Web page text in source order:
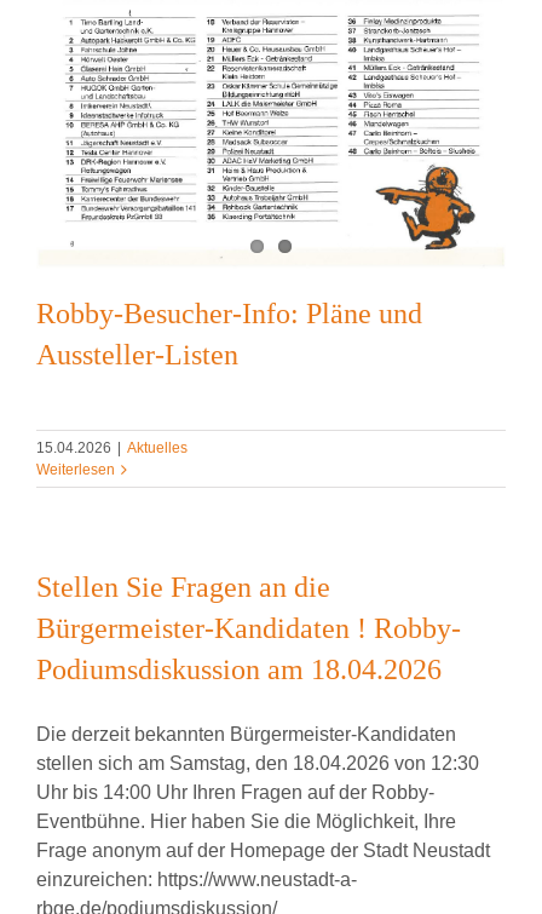
Robby-Besucher-Info: Pläne und
Aussteller-Listen
15.04.2026
Aktuelles
Weiterlesen
Stellen Sie Fragen an die
Bürgermeister-Kandidaten ! Robby-
Podiumsdiskussion am 18.04.2026
Die derzeit bekannten Bürgermeister-Kandidaten
stellen sich am Samstag, den 18.04.2026 von 12:30
Uhr bis 14:00 Uhr Ihren Fragen auf der Robby-
Eventbühne. Hier haben Sie die Möglichkeit, Ihre
Frage anonym auf der Homepage der Stadt Neustadt
einzureichen: https://www.neustadt-a-
rbge.de/podiumsdiskussion/